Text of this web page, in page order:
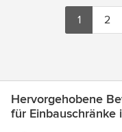
1 2
Hervorgehobene
für Einbauschränke